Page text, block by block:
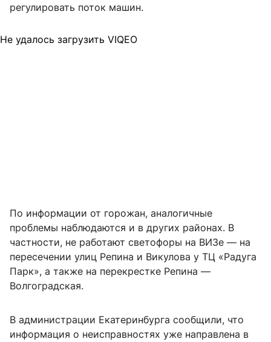
регулировать поток машин.
Не удалось загрузить VIQEO
По информации от горожан, аналогичные
проблемы наблюдаются и в других районах. В
частности, не работают светофоры на ВИЗе — на
пересечении улиц Репина и Викулова у ТЦ «Радуга
Парк», а также на перекрестке Репина —
Волгоградская.
В администрации Екатеринбурга сообщили, что
информация о неисправностях уже направлена в